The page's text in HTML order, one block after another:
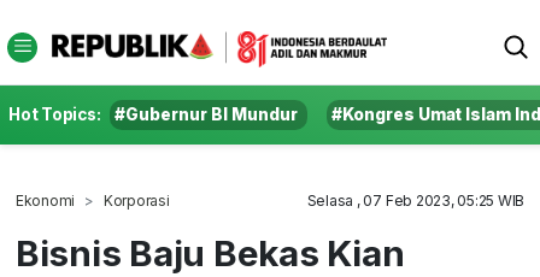
Hot Topics: #Gubernur BI Mundur #Kongres Umat Islam
Ekonomi Korporasi Selasa , 07 Feb 2023, 05:25 WIB
Bisnis Baju Bekas Kian